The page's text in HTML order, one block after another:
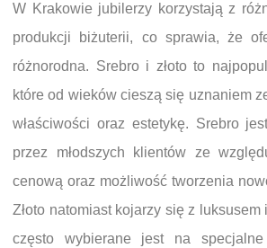
W Krakowie jubilerzy korzystają z
produkcji biżuterii, co sprawia, że
różnorodna. Srebro i złoto to
które od wieków cieszą się uznaniem
właściwości oraz estetykę. Srebro
przez młodszych klientów ze
cenową oraz możliwość tworzenia
Złoto natomiast kojarzy się z
często wybierane jest na